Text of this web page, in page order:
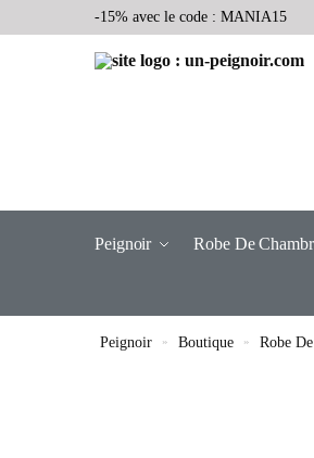
-15% avec le code : MANIA15
Peignoir Robe De
Peignoir » Boutique » Robe